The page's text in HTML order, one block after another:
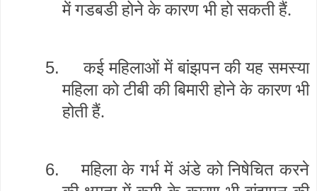
में गडबडी होने के कारण भी हो सकती हैं.
5.
कई महिलाओं में बांझपन की यह समस्या
महिला को टीबी की बिमारी होने के कारण भी
होती हैं.
6.
महिला के गर्भ में अंडे को निषेचित करने